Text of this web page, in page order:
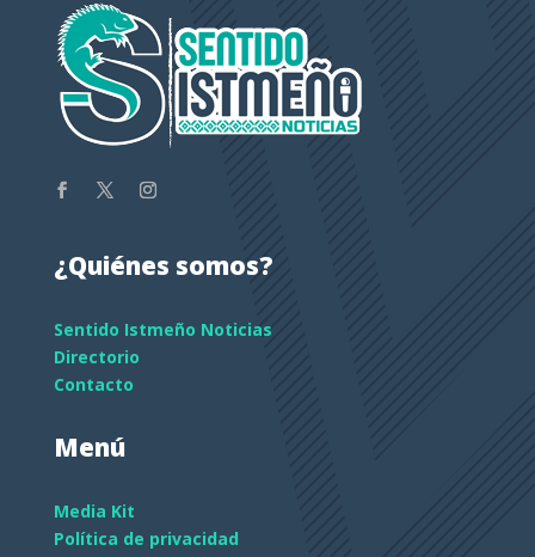
¿Quiénes somos?
Sentido Istmeño Noticias
Directorio
Contacto
Menú
Media Kit
Política de privacidad